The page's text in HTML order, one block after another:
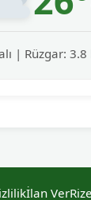
| Rüzgar:
İlan Ver